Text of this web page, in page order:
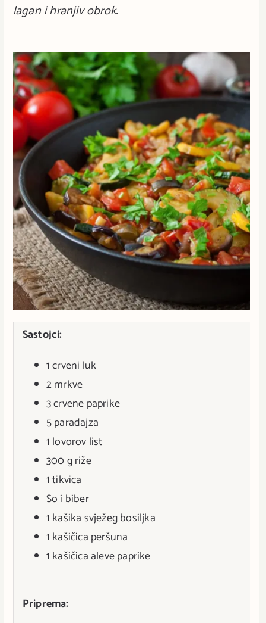
lagan i hranjiv obrok.
Sastojci:
1 crveni luk
2 mrkve
3 crvene paprike
5 paradajza
1 lovorov list
300 g riže
1 tikvica
So i biber
1 kašika svježeg bosiljka
1 kašičica peršuna
1 kašičica aleve paprike
Priprema: